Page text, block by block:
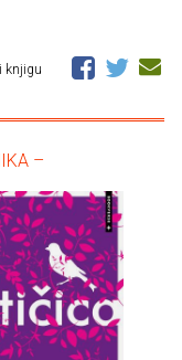
knjigu
–